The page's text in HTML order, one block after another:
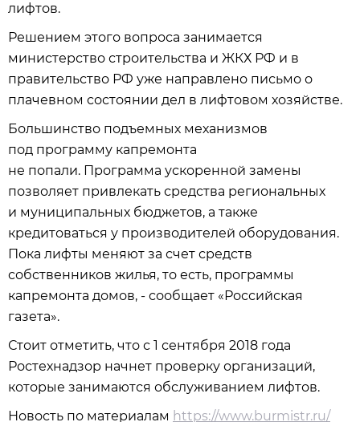
лифтов.
Решением этого вопроса занимается
министерство строительства и ЖКХ РФ и в
правительство РФ уже направлено письмо о
плачевном состоянии дел в лифтовом хозяйстве.
Большинство подъемных механизмов
под программу капремонта
не попали. Программа ускоренной замены
позволяет привлекать средства региональных
и муниципальных бюджетов, а также
кредитоваться у производителей оборудования.
Пока лифты меняют за счет средств
собственников жилья, то есть, программы
капремонта домов, - сообщает «Российская
газета».
Стоит отметить, что с 1 сентября 2018 года
Ростехнадзор начнет проверку организаций,
которые занимаются обслуживанием лифтов.
Новость по материалам https://www.burmistr.ru/